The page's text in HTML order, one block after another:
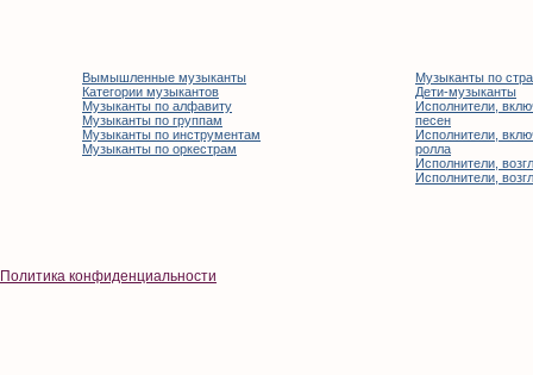
Вымышленные музыканты
Категории музыкантов
Музыканты по алфавиту
Музыканты по группам
Музыканты по инструментам
Музыканты по оркестрам
Музыканты по
Дети-музыканты
Исполнители,
песен
Исполнители,
ролла
Исполнители,
Исполнители,
Политика конфиденциальности